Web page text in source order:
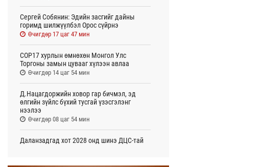
Сергей Собянин: Эдийн засгийг дайны
горимд шилжүүлбэл Орос сүйрнэ
Өчигдөр 17 цаг 47 мин
COP17 хурлын өмнөхөн Монгол Улс
Торгоны замын цувааг хүлээн авлаа
Өчигдөр 14 цаг 54 мин
Д.Нацагдоржийн ховор гар бичмэл, эд
өлгийн зүйлс бүхий тусгай үзэсгэлэнг
нээлээ
Өчигдөр 08 цаг 54 мин
Даланзадгад хот 2028 онд шинэ ДЦС-тай